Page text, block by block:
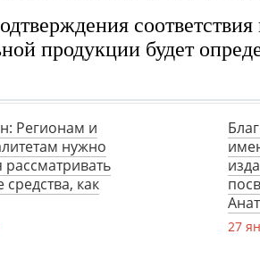
продукции будет
Регионам и
нужно
рассматривать
как
27